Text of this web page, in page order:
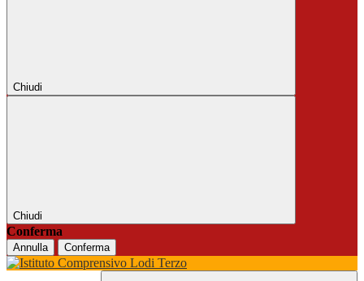
Chiudi
Chiudi
Conferma
Annulla Conferma